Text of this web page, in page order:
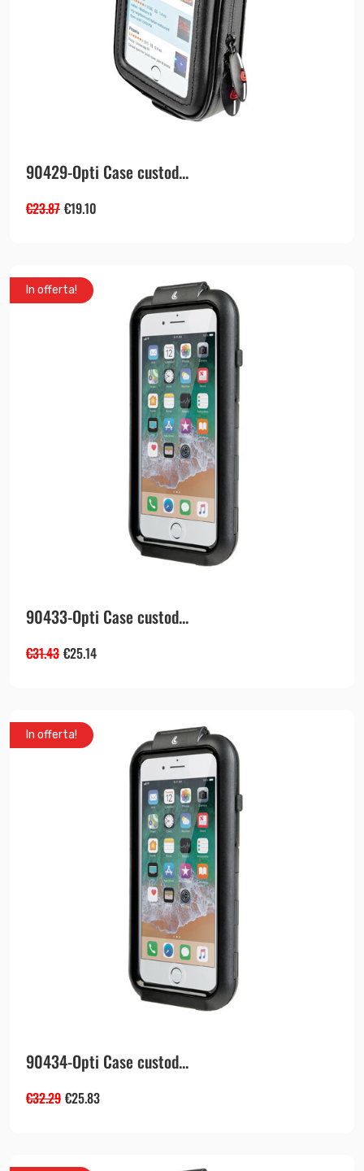
90429-Opti Case custod...
€23.87 €19.10
In offerta!
90433-Opti Case custod...
€31.43 €25.14
In offerta!
90434-Opti Case custod...
€32.29 €25.83